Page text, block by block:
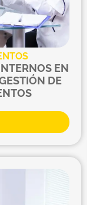
EN
DE